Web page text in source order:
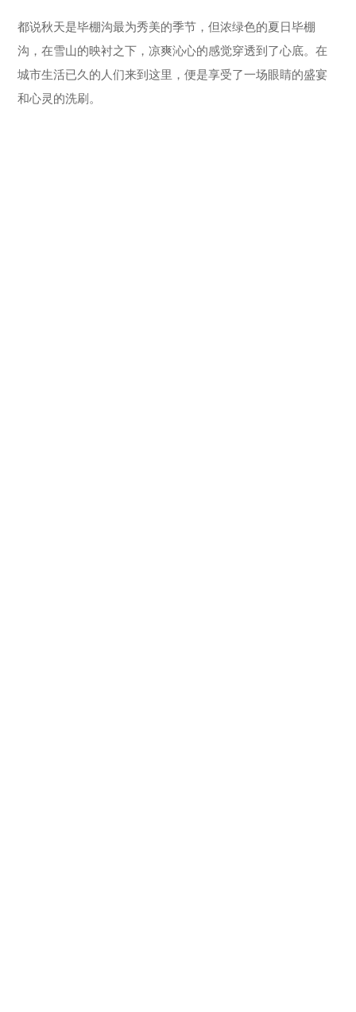
都说秋天是毕棚沟最为秀美的季节，但浓绿色的夏日毕棚
沟，在雪山的映衬之下，凉爽沁心的感觉穿透到了心底。在
城市生活已久的人们来到这里，便是享受了一场眼睛的盛宴
和心灵的洗刷。